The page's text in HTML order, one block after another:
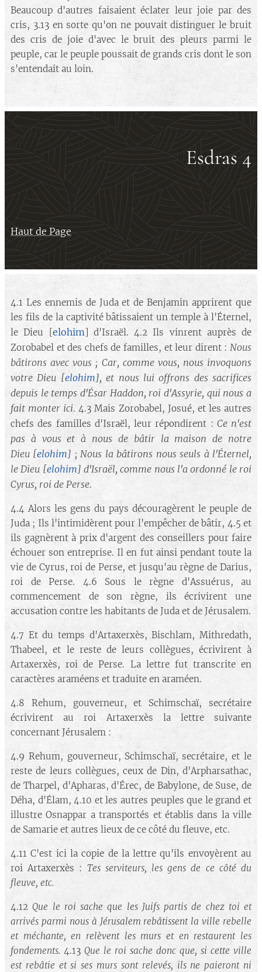
Beaucoup d'autres faisaient éclater leur joie par des
cris, 3.13 en sorte qu'on ne pouvait distinguer le bruit
des cris de joie d'avec le bruit des pleurs parmi le
peuple, car le peuple poussait de grands cris dont le son
s'entendait au loin.
Esdras 4
Haut de Page
4.1 Les ennemis de Juda et de Benjamin apprirent que
les fils de la captivité bâtissaient un temple à l'Éternel,
le Dieu [ elohim] d'Israël. 4.2 Ils vinrent auprès de
Zorobabel et des chefs de familles, et leur dirent : Nous
bâtirons avec vous ; Car, comme vous, nous invoquons
votre Dieu [elohim], et nous lui offrons des sacrifices
depuis le temps d'Ésar Haddon, roi d'Assyrie, qui nous a
fait monter ici. 4.3 Mais Zorobabel, Josué, et les autres
chefs des familles d'Israël, leur répondirent : Ce n'est
pas à vous et à nous de bâtir la maison de notre
Dieu [elohim] ; Nous la bâtirons nous seuls à l'Éternel,
le Dieu [elohim]d'Israël, comme nous l'a ordonné le roi
Cyrus, roi de Perse.
4.4 Alors les gens du pays découragèrent le peuple de
Juda ; Ils l'intimidèrent pour l'empêcher de bâtir, 4.5 et
ils gagnèrent à prix d'argent des conseillers pour faire
échouer son entreprise. Il en fut ainsi pendant toute la
vie de Cyrus, roi de Perse, et jusqu'au règne de Darius,
roi de Perse. 4.6 Sous le règne d'Assuérus, au
commencement de son règne, ils écrivirent une
accusation contre les habitants de Juda et de Jérusalem.
4.7 Et du temps d'Artaxerxès, Bischlam, Mithredath,
Thabeel, et le reste de leurs collègues, écrivirent à
Artaxerxès, roi de Perse. La lettre fut transcrite en
caractères araméens et traduite en araméen.
4.8 Rehum, gouverneur, et Schimschaï, secrétaire
écrivirent au roi Artaxerxès la lettre suivante
concernant Jérusalem :
4.9 Rehum, gouverneur, Schimschaï, secrétaire, et le
reste de leurs collègues, ceux de Din, d'Arpharsathac,
de Tharpel, d'Apharas, d'Érec, de Babylone, de Suse, de
Déha, d'Élam, 4.10 et les autres peuples que le grand et
illustre Osnappar a transportés et établis dans la ville
de Samarie et autres lieux de ce côté du fleuve, etc.
4.11 C'est ici la copie de la lettre qu'ils envoyèrent au
roi Artaxerxès : Tes serviteurs, les gens de ce côté du
fleuve, etc.
4.12Que le roi sache que les Juifs partis de chez toi et
arrivés parmi nous à Jérusalem rebâtissent la ville rebelle
et méchante, en relèvent les murs et en restaurent les
fondements. 4.13 Que le roi sache donc que, si cette ville
est rebâtie et si ses murs sont relevés, ils ne paieront ni